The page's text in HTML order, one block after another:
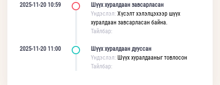
2025-11-20 10:59
Шүүх хуралдаан завсарласан
Үндэслэл: Хүсэлт хэлэлцэхээр шүүх
хуралдаан завсарласан байна.
Тайлбар:
2025-11-20 11:00
Шүүх хуралдаан дууссан
Үндэслэл: Шүүх хуралдааныг товлосон
Тайлбар: